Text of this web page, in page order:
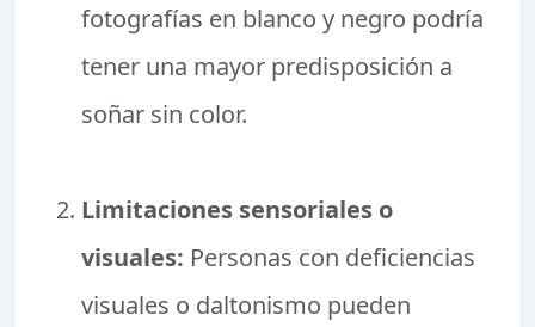
fotografías en blanco y negro podría
tener una mayor predisposición a
soñar sin color.
Limitaciones sensoriales o
visuales: Personas con deficiencias
visuales o daltonismo pueden